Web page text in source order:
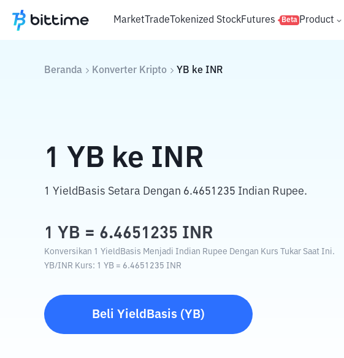
MarketTradeTokenized StockFutures Beta Product
Beranda Konverter Kripto YB ke INR
1 YB ke INR
1 YieldBasis Setara Dengan 6.4651235 Indian Rupee.
1 YB = 6.4651235 INR
Konversikan 1 YieldBasis Menjadi Indian Rupee Dengan Kurs Tukar Saat Ini.
YB/INR Kurs: 1 YB = 6.4651235 INR
Beli YieldBasis (YB)